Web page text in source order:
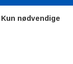
Kun nødvendige